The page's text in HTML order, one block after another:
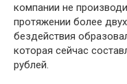
компании не
протяжении более
бездействия
которая сейчас
рублей.